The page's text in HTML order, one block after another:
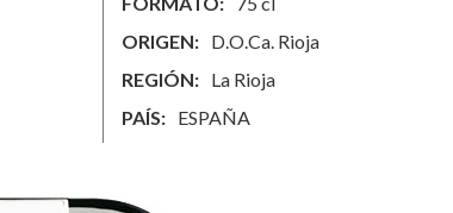
ORIGEN
D.O.Ca. Rioja
REGIÓN
La Rioja
PAÍS
ESPAÑA